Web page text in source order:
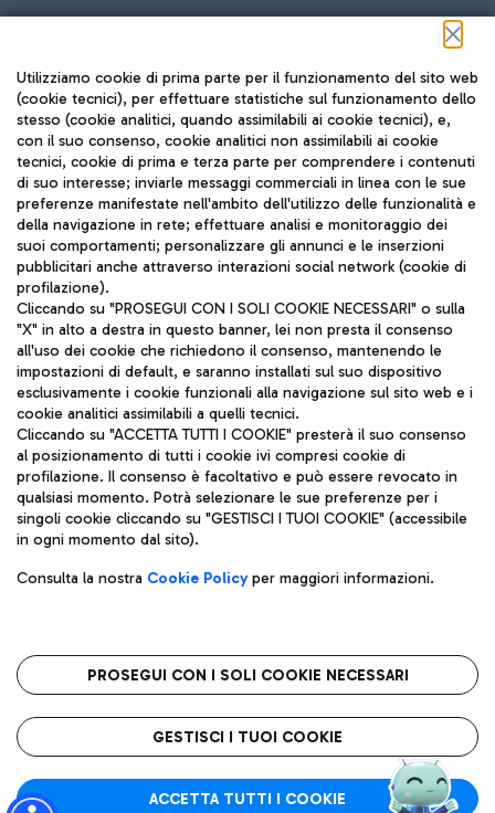
Seguici sui social
TRAVEL JOURNAL
ITA
Aeroporti di Roma S.p.A. - Società soggetta a direzione e
coordinamento di Mundys S.p.A.
Codice fiscale e Registro delle Imprese di Roma 13032990155 P.
IVA 06572251004
Capitale sociale 62.224.743,00 int. vers.
Sede legale: Via Pier Paolo Racchetti 1 - 00054 Fiumicino (RM)
telefono +39 06 65951
Privacy policy
Note legali
Roma FCO
L'aeroporto stellato
Utilizziamo cookie di prima parte per il funzionamento del sito web
(cookie tecnici), per effettuare statistiche sul funzionamento dello
stesso (cookie analitici, quando assimilabili ai cookie tecnici), e,
con il suo consenso, cookie analitici non assimilabili ai cookie
tecnici, cookie di prima e terza parte per comprendere i contenuti
di suo interesse; inviarle messaggi commerciali in linea con le sue
preferenze manifestate nell'ambito dell'utilizzo delle funzionalità e
della navigazione in rete; effettuare analisi e monitoraggio dei
suoi comportamenti; personalizzare gli annunci e le inserzioni
pubblicitari anche attraverso interazioni social network (cookie di
profilazione).
Cliccando su "PROSEGUI CON I SOLI COOKIE NECESSARI" o sulla
"X" in alto a destra in questo banner, lei non presta il consenso
all'uso dei cookie che richiedono il consenso, mantenendo le
impostazioni di default, e saranno installati sul suo dispositivo
esclusivamente i cookie funzionali alla navigazione sul sito web e i
cookie analitici assimilabili a quelli tecnici.
Cliccando su "ACCETTA TUTTI I COOKIE" presterà il suo consenso
al posizionamento di tutti i cookie ivi compresi cookie di
profilazione. Il consenso è facoltativo e può essere revocato in
qualsiasi momento. Potrà selezionare le sue preferenze per i
singoli cookie cliccando su "GESTISCI I TUOI COOKIE" (accessibile
in ogni momento dal sito).
Consulta la nostra Cookie Policyper maggiori informazioni.
PROSEGUI CON I SOLI COOKIE NECESSARI
GESTISCI I TUOI COOKIE
ACCETTA TUTTI I COOKIE